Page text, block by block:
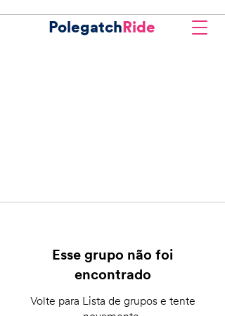
PolegatchRide
Esse grupo não foi
encontrado
Volte para Lista de grupos e tente